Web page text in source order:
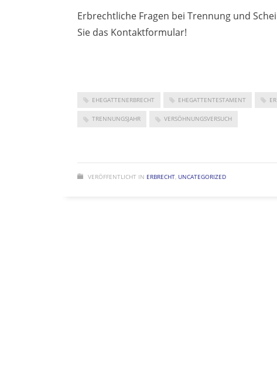
Erbrechtliche Fragen bei Trennung und
Sie das Kontaktformular!
EHEGATTENERBRECHT EHEGATTENTESTAMENT
TRENNUNGSJAHR VERSÖHNUNGSVERSUCH
VERÖFFENTLICHT IN ERBRECHT UNCATEGORIZED